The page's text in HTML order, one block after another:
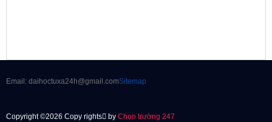
Email: daihoctuxa24h@gmail.comSitemap
Copyright ©2026 Copy rights by Chọn trường 247